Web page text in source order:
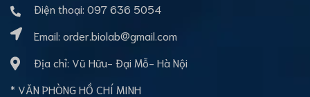
Điện thoại: 097 636 5054
Email: order.biolab@gmail.com
Địa chỉ: Vũ Hữu- Đại Mỗ- Hà Nội
* VĂN PHÒNG HỒ CHÍ MINH